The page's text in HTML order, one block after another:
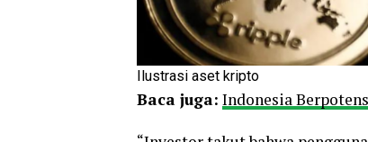
Ilustrasi aset kripto
Baca juga: Indonesia